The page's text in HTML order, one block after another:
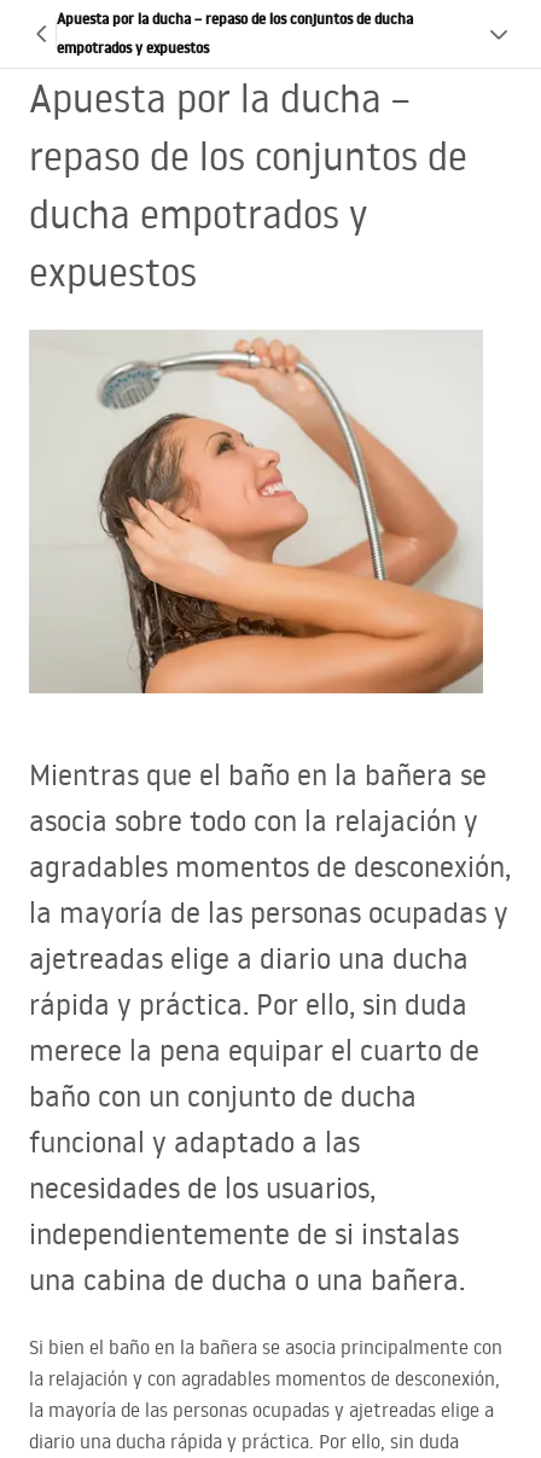
Apuesta por la ducha – repaso de los conjuntos de ducha
empotrados y expuestos
Apuesta por la ducha –
repaso de los conjuntos de
ducha empotrados y
expuestos
Mientras que el baño en la bañera se
asocia sobre todo con la relajación y
agradables momentos de desconexión,
la mayoría de las personas ocupadas y
ajetreadas elige a diario una ducha
rápida y práctica. Por ello, sin duda
merece la pena equipar el cuarto de
baño con un conjunto de ducha
funcional y adaptado a las
necesidades de los usuarios,
independientemente de si instalas
una cabina de ducha o una bañera.
Si bien el baño en la bañera se asocia principalmente con
la relajación y con agradables momentos de desconexión,
la mayoría de las personas ocupadas y ajetreadas elige a
diario una ducha rápida y práctica. Por ello, sin duda